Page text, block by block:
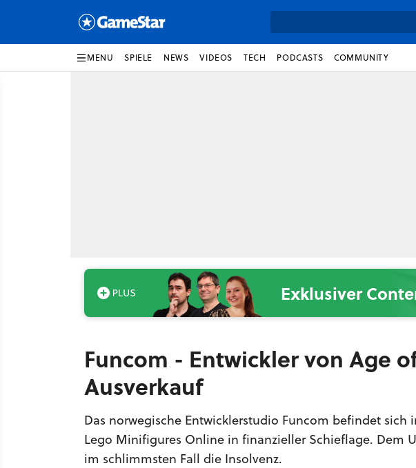
MENU SPIELE NEWS VIDEOS TECH PODCASTS COMMUNITY
Exklusiver
Funcom - Entwickler von Age
Ausverkauf
Das norwegische Entwicklerstudio Funcom befindet
Lego Minifigures Online in finanzieller Schieflage. Dem
im schlimmsten Fall die Insolvenz.